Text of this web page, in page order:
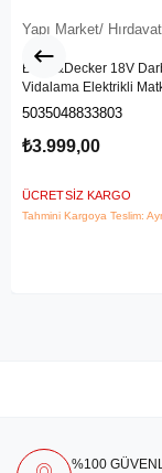
Yapı Market/ Hırdavat
Black&Decker 18V
Vidalama Elektrikli
BDCHD18SC1K-QW
5035048833803
₺3.999,00
ÜCRETSIZ KARGO
Tahmini Kargoya Teslim:
%100